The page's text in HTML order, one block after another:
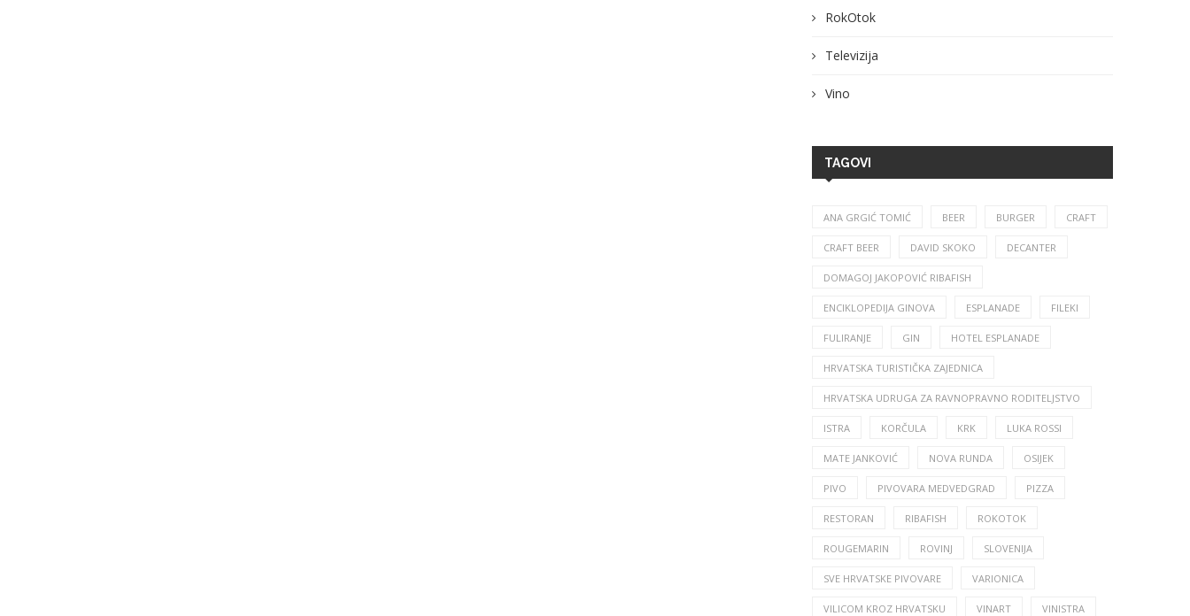
RokOtok
Televizija
Vino
TAGOVI
ANA GRGIĆ TOMIĆ BEER BURGER CRAFT
CRAFT BEER DAVID SKOKO DECANTER
DOMAGOJ JAKOPOVIĆ RIBAFISH
ENCIKLOPEDIJA GINOVA ESPLANADE FILEKI
FULIRANJE GIN HOTEL ESPLANADE
HRVATSKA TURISTIČKA ZAJEDNICA
HRVATSKA UDRUGA ZA RAVNOPRAVNO RODITELJSTVO
ISTRA KORČULA KRK LUKA ROSSI
MATE JANKOVIĆ NOVA RUNDA OSIJEK
PIVO PIVOVARA MEDVEDGRAD PIZZA
RESTORAN RIBAFISH ROKOTOK
ROUGEMARIN ROVINJ SLOVENIJA
SVE HRVATSKE PIVOVARE VARIONICA
VILICOM KROZ HRVATSKU VINART VINISTRA